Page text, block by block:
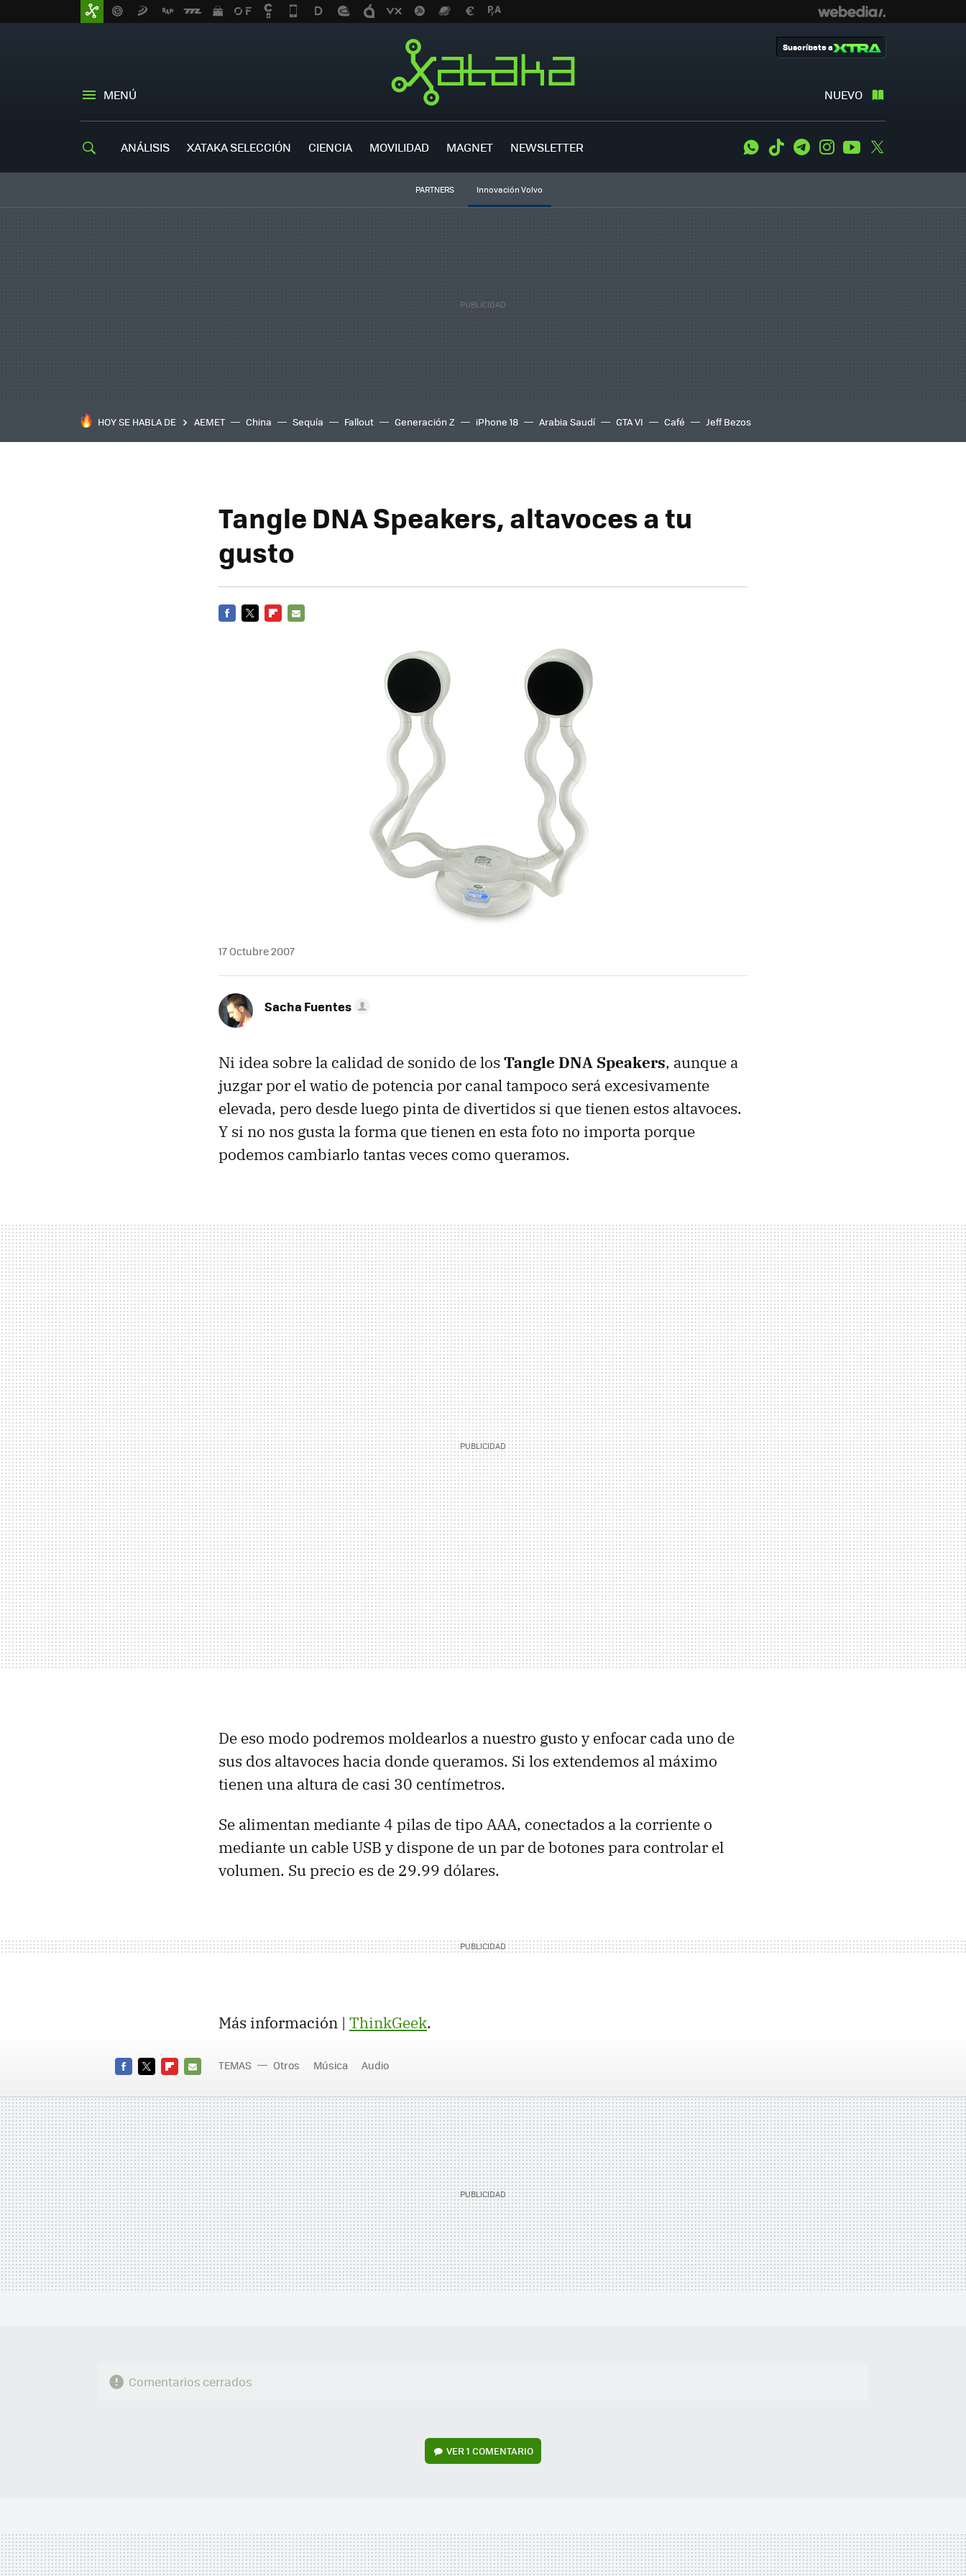
MENÚ NUEVO
Suscríbete a
ANÁLISIS XATAKA SELECCIÓN CIENCIA MOVILIDAD MAGNET NEWSLETTER WhatsApp
Tiktok TelegramInstagramYoutube
PARTNERS Innovación Volvo
HOY SE HABLA DE AEMET China Sequía Fallout Generación Z iPhone 18 Arabia Saudí GTA VI Café Jeff Bezos
Tangle DNA Speakers, altavoces a tu
gusto
17 Octubre 2007
Sacha Fuentes
Ni idea sobre la calidad de sonido de los Tangle DNA Speakers, aunque a
juzgar por el watio de potencia por canal tampoco será excesivamente
elevada, pero desde luego pinta de divertidos si que tienen estos altavoces.
Y si no nos gusta la forma que tienen en esta foto no importa porque
podemos cambiarlo tantas veces como queramos.
De eso modo podremos moldearlos a nuestro gusto y enfocar cada uno de
sus dos altavoces hacia donde queramos. Si los extendemos al máximo
tienen una altura de casi 30 centímetros.
Se alimentan mediante 4 pilas de tipo AAA, conectados a la corriente o
mediante un cable USB y dispone de un par de botones para controlar el
volumen. Su precio es de 29.99 dólares.
Más información | ThinkGeek.
MAIL
TEMAS Otros Música Audio
Comentarios cerrados
VER1 COMENTARIO